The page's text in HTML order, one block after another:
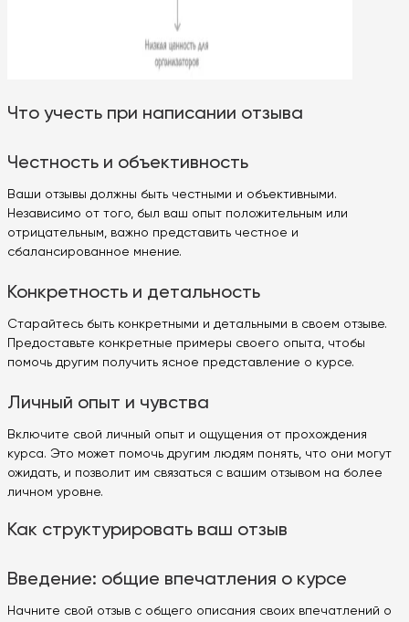
Что учесть при написании отзыва
Честность и объективность
Ваши отзывы должны быть честными и объективными.
Независимо от того, был ваш опыт положительным или
отрицательным, важно представить честное и
сбалансированное мнение.
Конкретность и детальность
Старайтесь быть конкретными и детальными в своем отзыве.
Предоставьте конкретные примеры своего опыта, чтобы
помочь другим получить ясное представление о курсе.
Личный опыт и чувства
Включите свой личный опыт и ощущения от прохождения
курса. Это может помочь другим людям понять, что они могут
ожидать, и позволит им связаться с вашим отзывом на более
личном уровне.
Как структурировать ваш отзыв
Введение: общие впечатления о курсе
Начните свой отзыв с общего описания своих впечатлений о